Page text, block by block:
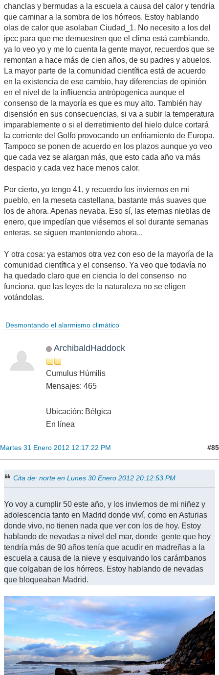
chanclas y bermudas a la escuela a causa del calor y tendría
que caminar a la sombra de los hórreos. Estoy hablando
olas de calor que asolaban Ciudad_1. No necesito a los del
ipcc para que me demuestren que el clima está cambiando,
ya lo veo yo y me lo cuenta la gente mayor, recuerdos que se
remontan a hace más de cien años, de su padres y abuelos.
La mayor parte de la comunidad científica está de acuerdo
en la existencia de ese cambio, hay diferencias de opinión
en el nivel de la infliuencia antrópogenica aunque el
consenso de la mayoría es que es muy alto. También hay
disensión en sus consecuencias, si va a subir la temperatura
imparablemente o si el derretimiento del hielo dulce cortará
la corriente del Golfo provocando un enfriamiento de Europa.
Tampoco se ponen de acuerdo en los plazos aunque yo veo
que cada vez se alargan más, que esto cada año va más
despacio y cada vez hace menos calor.
Por cierto, yo tengo 41, y recuerdo los inviernos en mi
pueblo, en la meseta castellana, bastante más suaves que
los de ahora. Apenas nevaba. Eso sí, las eternas nieblas de
enero, que impedían que viésemos el sol durante semanas
enteras, se siguen manteniendo ahora...
Y otra cosa: ya estamos otra vez con eso de la mayoría de la
comunidad científica y el consenso. Ya veo que todavía no
ha quedado claro que en ciencia lo del consenso no
funciona, que las leyes de la naturaleza no se eligen
votándolas.
Desmontando el alarmismo climático
ArchibaldHaddock
Cumulus Húmilis
Mensajes: 465
Ubicación: Bélgica
En línea
Martes 31 Enero 2012 12:17:22 PM #85
Cita de: norte en Lunes 30 Enero 2012 20:12:53 PM
Yo voy a cumplir 50 este año, y los inviernos de mi niñez y
adolescencia tanto en Madrid donde viví, como en Asturias
donde vivo, no tienen nada que ver con los de hoy. Estoy
hablando de nevadas a nivel del mar, donde gente que hoy
tendría más de 90 años tenía que acudir en madreñas a la
escuela a causa de la nieve y esquivando los carámbanos
que colgaban de los hórreos. Estoy hablando de nevadas
que bloqueaban Madrid.